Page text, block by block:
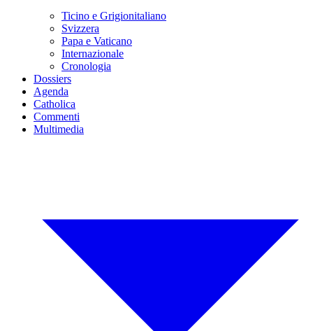
Ticino e Grigionitaliano
Svizzera
Papa e Vaticano
Internazionale
Cronologia
Dossiers
Agenda
Catholica
Commenti
Multimedia